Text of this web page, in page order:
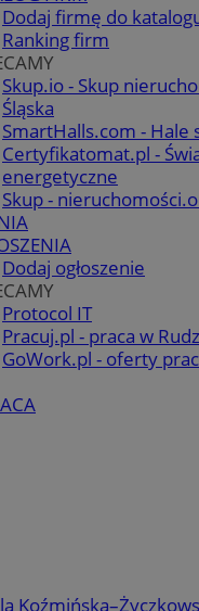
Dodaj firmę do
Ranking firm
Skup.io - Skup
Śląska
SmartHalls.com - Hale
Certyfikatomat.pl -
energetyczne
Skup -
Dodaj ogłoszenie
Protocol IT
Pracuj.pl - praca w
GoWork.pl - oferty